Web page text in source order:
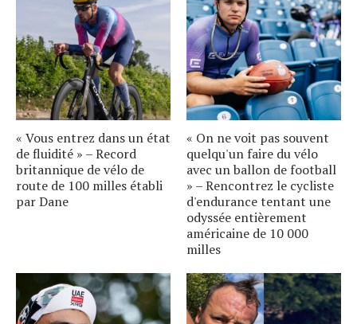
« Vous entrez dans un état
de fluidité » – Record
britannique de vélo de
route de 100 milles établi
par Dane
« On ne voit pas souvent
quelqu'un faire du vélo
avec un ballon de football
» – Rencontrez le cycliste
d'endurance tentant une
odyssée entièrement
américaine de 10 000
milles